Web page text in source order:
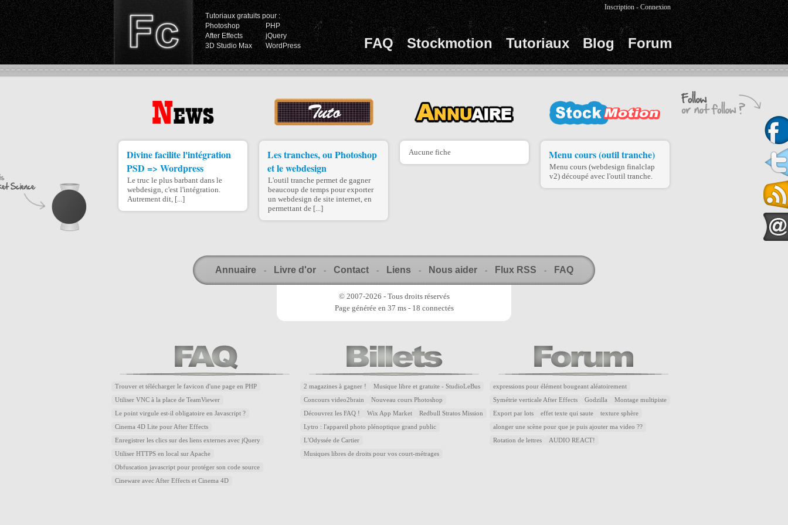
Tutoriaux gratuits pour :
Photoshop
PHP
After Effects
jQuery
3D Studio Max
WordPress FAQ Stockmotion Tutoriaux Blog Forum
Inscription -Connexion
Divine facilite l'intégration
PSD => Wordpress
Le truc le plus barbant dans le
webdesign, c'est l'intégration.
Autrement dit, [...]
Les tranches, ou Photoshop
et le webdesign
L'outil tranche permet de gagner
beaucoup de temps pour exporter
un webdesign de site internet, en
permettant de [...]
Aucune fiche Menu cours (outil tranche)
Menu cours (webdesign finalclap
v2) découpé avec l'outil tranche.
Annuaire - Livre d'or - Contact - Liens - Nous aider - Flux RSS - FAQ
© 2007-2026 - Tous droits réservés
Page générée en 37 ms - 18 connectés
Trouver et télécharger le favicon d'une page en PHP
Utiliser VNC à la place de TeamViewer
Le point virgule est-il obligatoire en Javascript ?
Cinema 4D Lite pour After Effects
Enregistrer les clics sur des liens externes avec jQuery
Utiliser HTTPS en local sur Apache
Obfuscation javascript pour protéger son code source
Cineware avec After Effects et Cinema 4D
2 magazines à gagner ! Musique libre et gratuite - StudioLeBus
Concours video2brain Nouveau cours Photoshop
Découvrez les FAQ ! Wix App Market Redbull Stratos Mission
Lytro : l'appareil photo plénoptique grand public
L'Odyssée de Cartier
Musiques libres de droits pour vos court-métrages
expressions pour élément bougeant aléatoirement
Symétrie verticale After Effects Godzilla Montage multipiste
Export par lots effet texte qui saute texture sphère
alonger une scène pour que je puis ajouter ma video ??
Rotation de lettres AUDIO REACT!